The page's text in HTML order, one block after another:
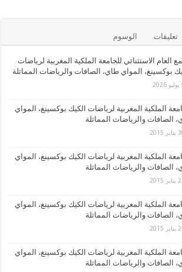
تعليقات الوسوم
العام الاستثنائي للجامعة الملكية المغربية لرياضات
بوكسينغ، المواي طاي، الصافات والرياضات المماثلة
الملكية المغربية لرياضات الكيك بوكسينغ، المواي
الصافات والرياضات المماثلة
2015
الملكية المغربية لرياضات الكيك بوكسينغ، المواي
الصافات والرياضات المماثلة
2015
الملكية المغربية لرياضات الكيك بوكسينغ، المواي
الصافات والرياضات المماثلة
2015
الملكية المغربية لرياضات الكيك بوكسينغ، المواي
الصافات والرياضات المماثلة